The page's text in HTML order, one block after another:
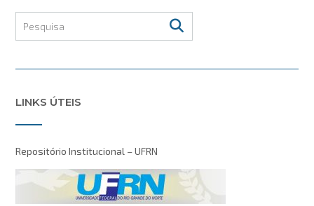
LINKS ÚTEIS
Repositório Institucional – UFRN